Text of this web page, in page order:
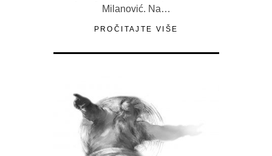
Milanović. Na…
PROČITAJTE VIŠE